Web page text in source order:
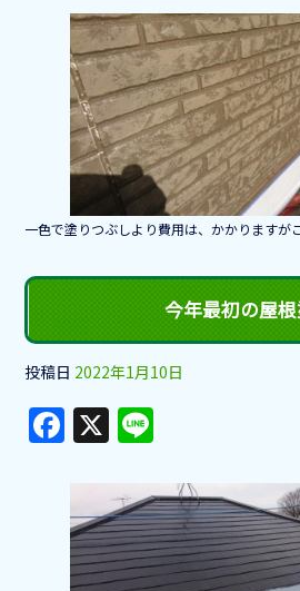
c
e
b
o
o
k
e
一色で塗りつぶしより費用は、かかりますが
今年最初の屋
投稿日 2022年1月10日
F
c
e
b
X
e